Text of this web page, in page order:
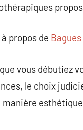
propos de
vous débutiez
le choix
manière